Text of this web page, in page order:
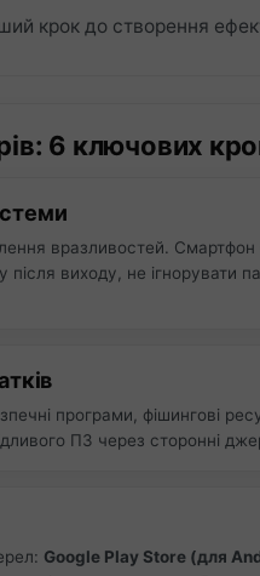
крок до створення
6 ключових
вразливостей.
виходу, не ігнорувати
програми, фішингові
ПЗ через сторонні
Google Play Store (для